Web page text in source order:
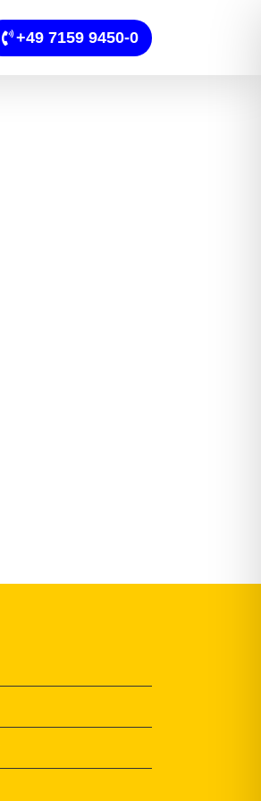
+49 7159 9450-0